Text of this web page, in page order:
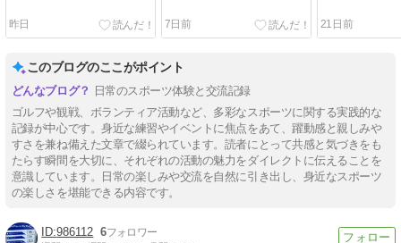
昨日 7日前 21日前
このブログのここがポイント
日常のスポーツ体験と交流記録
ゴルフや観戦、ボランティア活動など、多彩なスポーツに関する実践的な
記録が中心です。身近な練習やイベントに焦点をあて、躍動感と親しみや
すさを兼ね備えた文章で綴られています。読者にとって共感と気づきをも
たらす瞬間を大切に、それぞれの活動の魅力をダイレクトに伝えることを
意識しています。日常の楽しみや交流を自然に引き出し、身近なスポーツ
の楽しさを堪能できる内容です。
986112 6